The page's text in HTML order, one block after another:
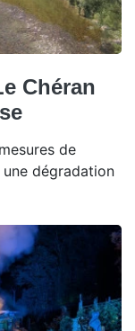
Chéran
de
une dégradation